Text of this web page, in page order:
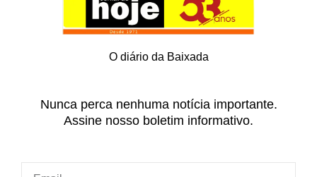
O diário da Baixada
Nunca perca nenhuma notícia importante.
Assine nosso boletim informativo.